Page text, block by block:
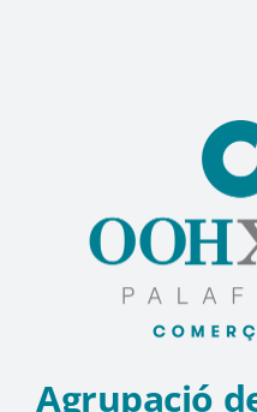
Agrupació